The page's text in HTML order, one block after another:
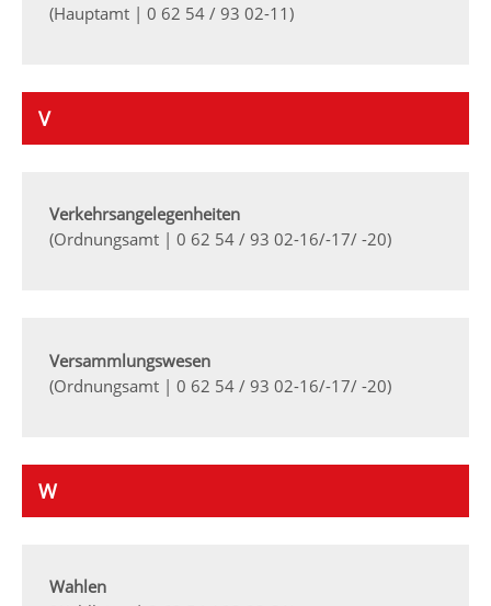
(Hauptamt | 0 62 54 / 93 02-11)
V
Verkehrsangelegenheiten
(Ordnungsamt | 0 62 54 / 93 02-16/-17/ -20)
Versammlungswesen
(Ordnungsamt | 0 62 54 / 93 02-16/-17/ -20)
W
Wahlen